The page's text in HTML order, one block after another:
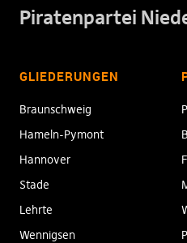
Piratenpartei
GLIEDERUNGEN
Braunschweig
Hameln-Pymont
Hannover
Stade
Lehrte
Wennigsen